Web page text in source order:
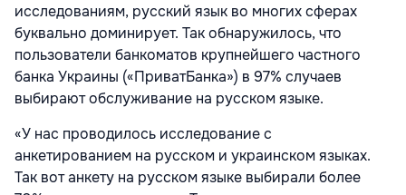
исследованиям, русский язык во многих сферах
буквально доминирует. Так обнаружилось, что
пользователи банкоматов крупнейшего частного
банка Украины («ПриватБанка») в 97% случаев
выбирают обслуживание на русском языке.
«У нас проводилось исследование с
анкетированием на русском и украинском языках.
Так вот анкету на русском языке выбирали более